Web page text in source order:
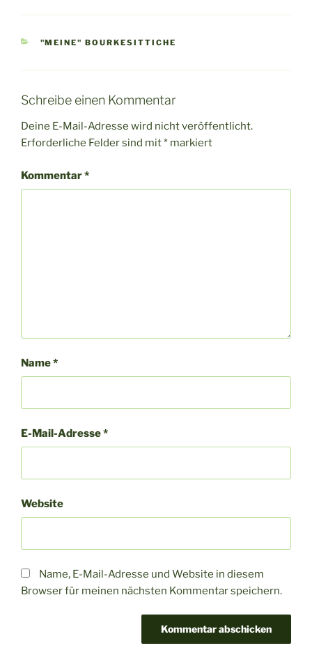
KATEGORIEN
"MEINE" BOURKESITTICHE
Schreibe einen Kommentar
Deine E-Mail-Adresse wird nicht veröffentlicht.
Erforderliche Felder sind mit* markiert
Kommentar*
Name*
E-Mail-Adresse*
Website
Name, E-Mail-Adresse und Website in diesem
Browser für meinen nächsten Kommentar speichern.